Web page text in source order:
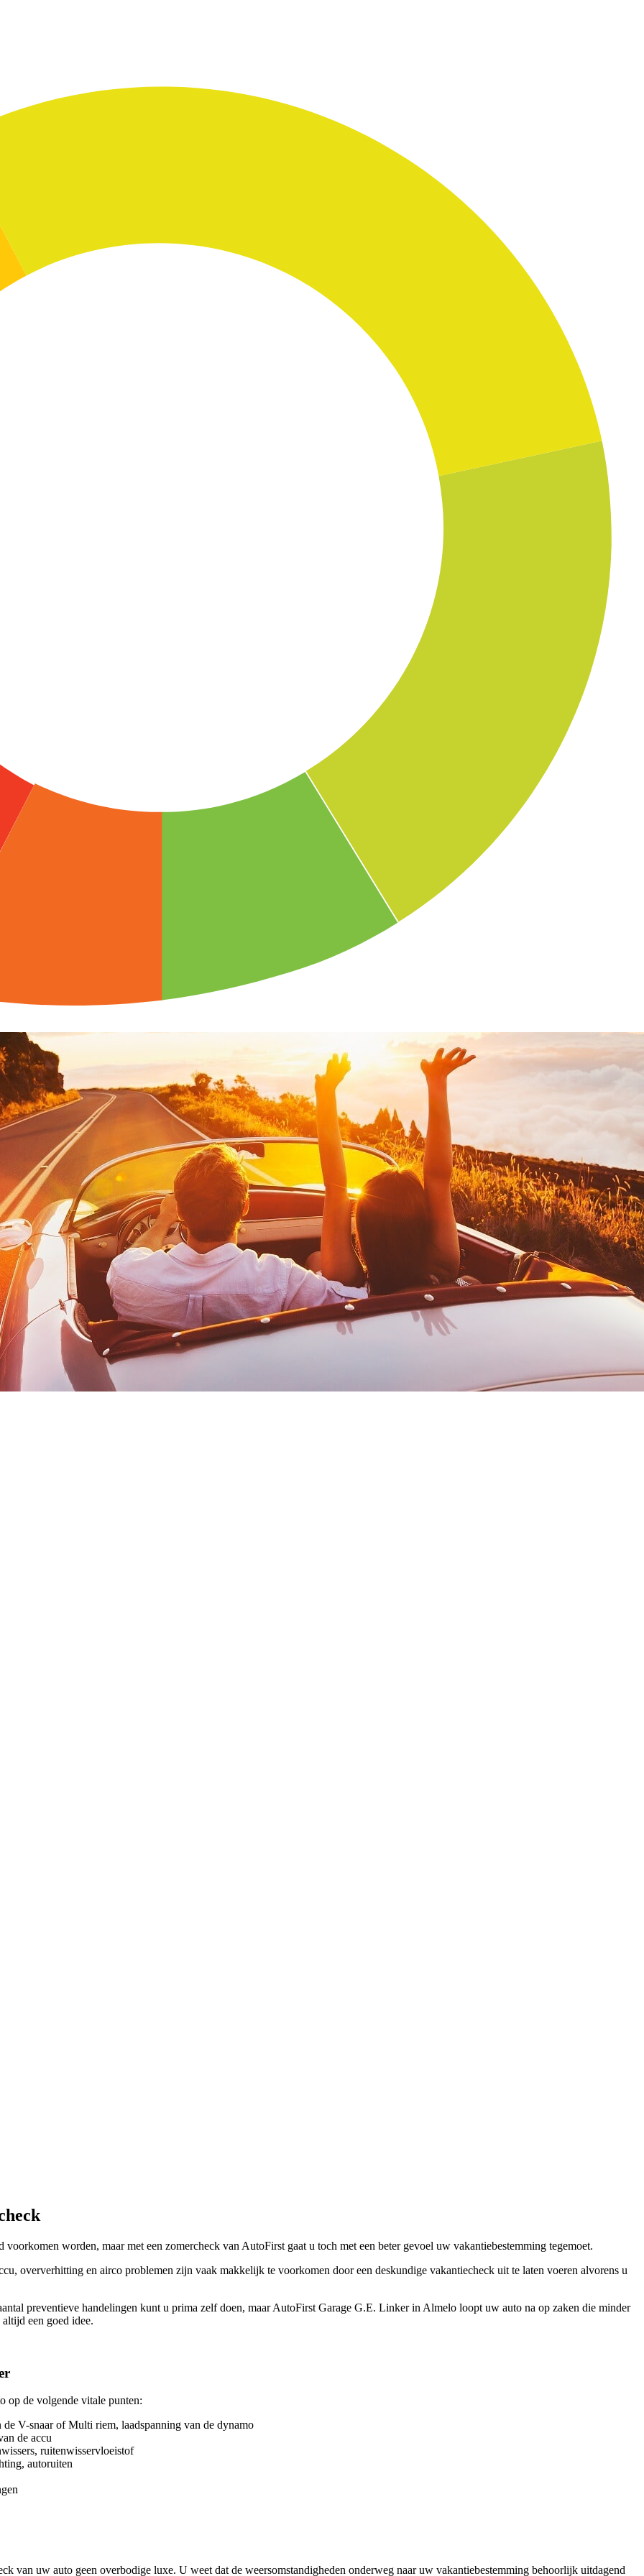
worden, maar met een zomercheck van AutoFirst gaat u toch met een beter gevoel uw vakantiebestemming tegemoet.
oververhitting en airco problemen zijn vaak makkelijk te voorkomen door een deskundige vakantiecheck uit te laten voeren alvorens u
preventieve handelingen kunt u prima zelf doen, maar AutoFirst Garage G.E. Linker in Almelo loopt uw auto na op zaken die minder
een goed idee.
op de volgende vitale punten:
V-snaar of Multi riem, laadspanning van de dynamo
de accu
ruitenwisservloeistof
autoruiten
van uw auto geen overbodige luxe. U weet dat de weersomstandigheden onderweg naar uw vakantiebestemming behoorlijk uitdagend